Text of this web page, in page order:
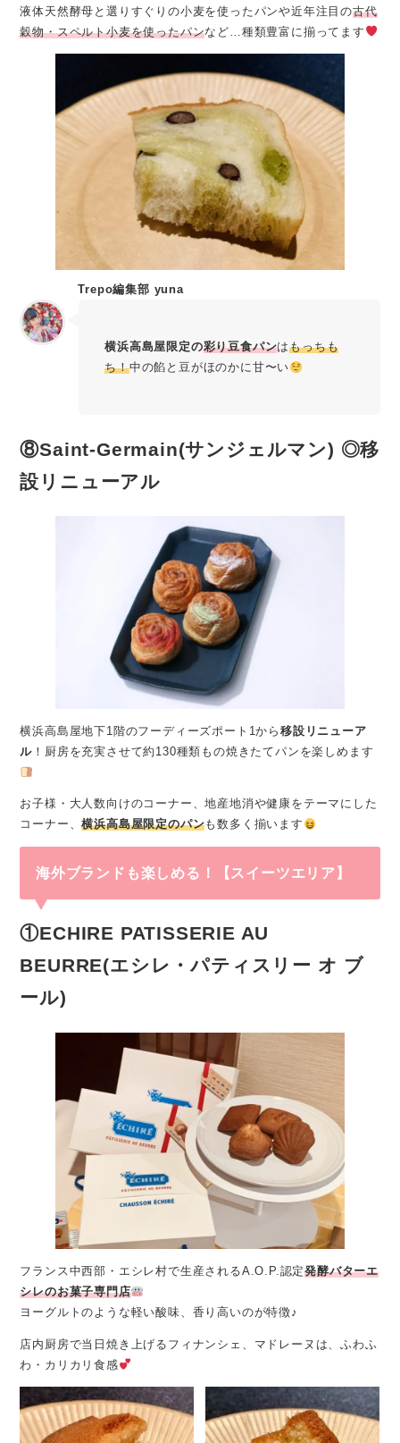
液体天然酵母と選りすぐりの小麦を使ったパンや近年注目の古代
穀物・スペルト小麦を使ったパンなど…種類豊富に揃ってます
Trepo編集部 yuna
横浜高島屋限定の彩り豆食パンはもっちも
ち！中の餡と豆がほのかに甘〜い
⑧Saint-Germain(サンジェルマン) ◎移
設リニューアル
横浜高島屋地下1階のフーディーズポート1から 移設リニューア
ル ！厨房を充実させて約130種類もの焼きたてパンを楽しめます
お子様・大人数向けのコーナー、地産地消や健康をテーマにした
コーナー、横浜高島屋限定のパンも数多く揃います
海外ブランドも楽しめる！【スイーツエリア】
①ECHIRE PATISSERIE AU
BEURRE(エシレ・パティスリー オ ブ
ール)
フランス中西部・エシレ村で生産されるA.O.P.認定発酵バターエ
シレのお菓子専門店
ヨーグルトのような軽い酸味、香り高いのが特徴♪
店内厨房で当日焼き上げるフィナンシェ、マドレーヌは、ふわふ
わ・カリカリ食感